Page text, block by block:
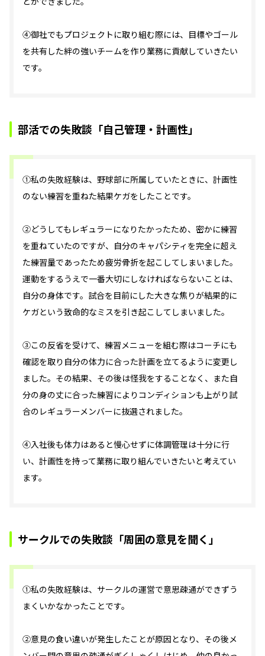
④御社でもプロジェクトに取り組む際には、目標やゴール
を共有した絆の強いチームを作り業務に貢献していきたい
です。
部活での失敗談「自己管理・計画性」
①私の失敗経験は、野球部に所属していたときに、計画性
のない練習を重ねた結果ケガをしたことです。
②どうしてもレギュラーになりたかったため、密かに練習
を重ねていたのですが、自分のキャパシティを完全に超え
た練習量であったため疲労骨折を起こしてしまいました。
運動をするうえで一番大切にしなければならないことは、
自分の身体です。試合を目前にした大きな焦りが結果的に
ケガという致命的なミスを引き起こしてしまいました。
③この反省を受けて、練習メニューを組む際はコーチにも
確認を取り自分の体力に合った計画を立てるように変更し
ました。その結果、その後は怪我をすることなく、また自
分の身の丈に合った練習によりコンディションも上がり試
合のレギュラーメンバーに抜選されました。
④入社後も体力はあると慢心せずに体調管理は十分に行
い、計画性を持って業務に取り組んでいきたいと考えてい
ます。
サークルでの失敗談「周囲の意見を聞く」
①私の失敗経験は、サークルの運営で意思疎通ができずう
まくいかなかったことです。
②意見の食い違いが発生したことが原因となり、その後メ